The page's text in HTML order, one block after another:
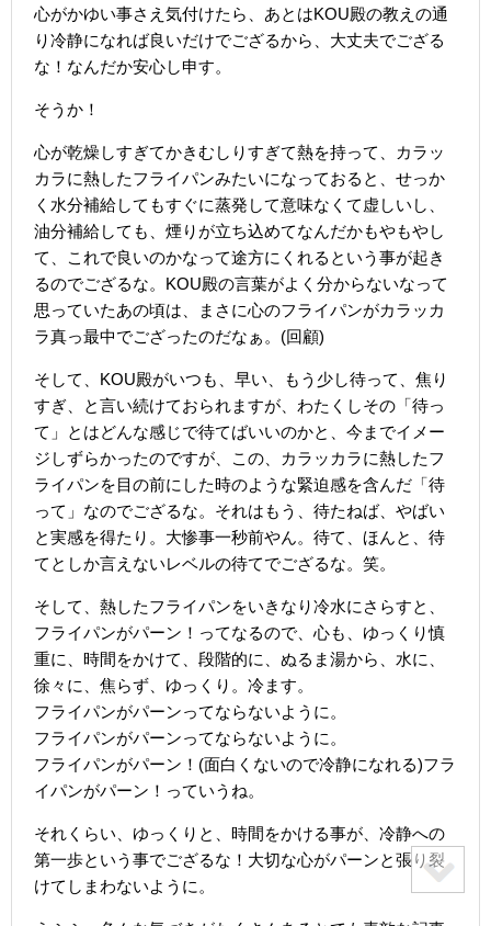
心がかゆい事さえ気付けたら、あとはKOU殿の教えの通
り冷静になれば良いだけでござるから、大丈夫でござる
な！なんだか安心し申す。
そうか！
心が乾燥しすぎてかきむしりすぎて熱を持って、カラッ
カラに熱したフライパンみたいになっておると、せっか
く水分補給してもすぐに蒸発して意味なくて虚しいし、
油分補給しても、煙りが立ち込めてなんだかもやもやし
て、これで良いのかなって途方にくれるという事が起き
るのでござるな。KOU殿の言葉がよく分からないなって
思っていたあの頃は、まさに心のフライパンがカラッカ
ラ真っ最中でござったのだなぁ。(回顧)
そして、KOU殿がいつも、早い、もう少し待って、焦り
すぎ、と言い続けておられますが、わたくしその「待っ
て」とはどんな感じで待てばいいのかと、今までイメー
ジしずらかったのですが、この、カラッカラに熱したフ
ライパンを目の前にした時のような緊迫感を含んだ「待
って」なのでござるな。それはもう、待たねば、やばい
と実感を得たり。大惨事一秒前やん。待て、ほんと、待
てとしか言えないレベルの待てでござるな。笑。
そして、熱したフライパンをいきなり冷水にさらすと、
フライパンがパーン！ってなるので、心も、ゆっくり慎
重に、時間をかけて、段階的に、ぬるま湯から、水に、
徐々に、焦らず、ゆっくり。冷ます。
フライパンがパーンってならないように。
フライパンがパーンってならないように。
フライパンがパーン！(面白くないので冷静になれる)フラ
イパンがパーン！っていうね。
それくらい、ゆっくりと、時間をかける事が、冷静への
第一歩という事でござるな！大切な心がパーンと張り裂
けてしまわないように。